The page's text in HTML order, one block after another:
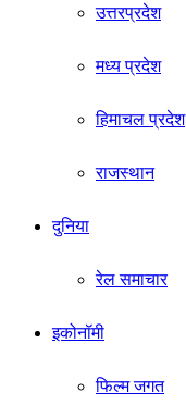
उत्तरप्रदेश
मध्य प्रदेश
हिमाचल प्रदेश
राजस्थान
दुनिया
रेल समाचार
इकोनॉमी
फिल्म जगत